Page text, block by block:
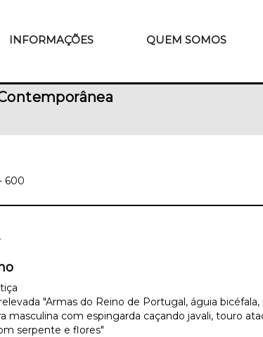
INFORMAÇÕES QUEM SOMOS
600
"Armas do Reino de Portugal, águia
masculina com espingarda caçando javali, touro
serpente e flores"